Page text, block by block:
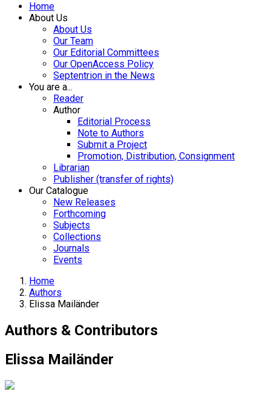
Home
About Us
About Us
Our Team
Our Editorial Committees
Our OpenAccess Policy
Septentrion in the News
You are a...
Reader
Author
Editorial Process
Note to Authors
Submit a Project
Promotion, Distribution, Consignment
Librarian
Publisher (transfer of rights)
Our Catalogue
New Releases
Forthcoming
Subjects
Collections
Journals
Events
Home
Authors
Elissa Mailänder
Authors & Contributors
Elissa Mailänder